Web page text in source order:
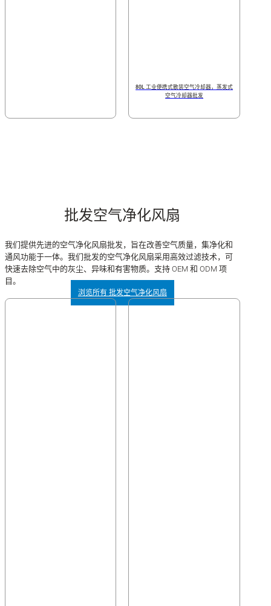
80L 工业便携式散装空气冷却器，蒸发式
空气冷却器批发
批发空气净化风扇
我们提供先进的空气净化风扇批发，旨在改善空气质量，集净化和
通风功能于一体。我们批发的空气净化风扇采用高效过滤技术，可
快速去除空气中的灰尘、异味和有害物质。支持 OEM 和 ODM 项
目。
浏览所有 批发空气净化风扇